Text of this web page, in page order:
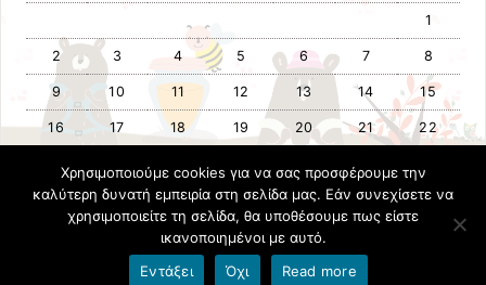
1
2 3 4 5 6 7 8
9 10 11 12 13 14 15
16 17 18 19 20 21 22
23 24 25 27 28
« Μαρ Μαρ »
Χρησιμοποιούμε cookies για να σας προσφέρουμε την
καλύτερη δυνατή εμπειρία στη σελίδα μας. Εάν συνεχίσετε να
χρησιμοποιείτε τη σελίδα, θα υποθέσουμε πως είστε
ικανοποιημένοι με αυτό.
Εντάξει
Όχι Read more